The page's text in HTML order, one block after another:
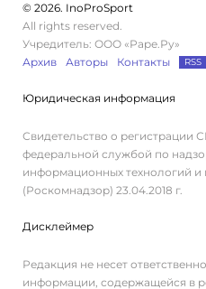
© 2026. InoProSport
All rights reserved.
Учредитель: ООО «Раре.Ру»
Архив
Авторы Контакты RSS
Юридическая информация
Свидетельство о
федеральной службой по
информационных технологий
(Роскомнадзор) 23.04.2018 г.
Дисклеймер
Редакция не несет
информации, содержащейся в